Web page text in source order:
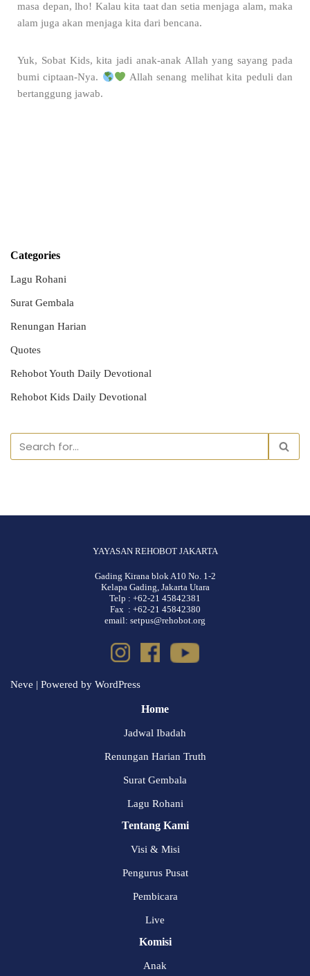
masa depan, lho! Kalau kita taat dan setia menjaga alam, maka
alam juga akan menjaga kita dari bencana.
Yuk, Sobat Kids, kita jadi anak-anak Allah yang sayang pada
bumi ciptaan-Nya.
Allah senang melihat kita peduli dan
bertanggung jawab.
Categories
Lagu Rohani
Surat Gembala
Renungan Harian
Quotes
Rehobot Youth Daily Devotional
Rehobot Kids Daily Devotional
YAYASAN REHOBOT JAKARTA
Gading Kirana blok A10 No. 1-2
Kelapa Gading, Jakarta Utara
Telp : +62-21 45842381
Fax : +62-21 45842380
email: setpus@rehobot.org
Neve | Powered by WordPress
Home
Jadwal Ibadah
Renungan Harian Truth
Surat Gembala
Lagu Rohani
Tentang Kami
Visi & Misi
Pengurus Pusat
Pembicara
Live
Komisi
Anak